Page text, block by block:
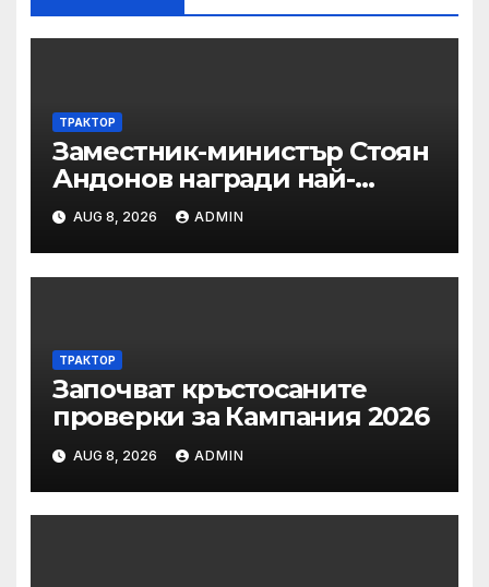
ТРАКТОР
Заместник-министър Стоян
Андонов награди най-
заслужилите спортисти на
ОСК “Левски”
AUG 8, 2026 ADMIN
ТРАКТОР
Започват кръстосаните
проверки за Кампания 2026
AUG 8, 2026 ADMIN